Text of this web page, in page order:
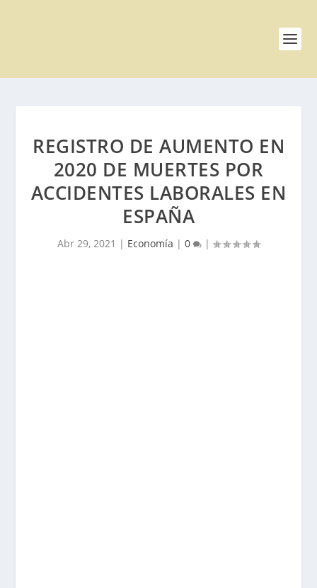
REGISTRO DE AUMENTO EN
2020 DE MUERTES POR
ACCIDENTES LABORALES EN
ESPAÑA
Abr 29, 2021 | Economía | 0 |